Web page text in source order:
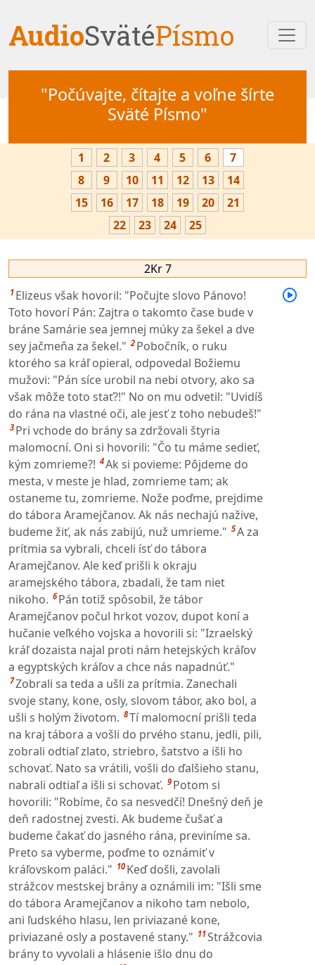
AudioSvätéPísmo
"Počúvajte, čítajte a voľne šírte
Sväté Písmo"
1 2 3 4 5 6
7
8
9 10 11 12 13
14
15
16 17 18 19 20
21
22
23 24 25
2Kr 7
1 Elizeus však hovoril: "Počujte slovo Pánovo!
Toto hovorí Pán: Zajtra o takomto čase bude v
bráne Samárie sea jemnej múky za šekel a dve
sey jačmeňa za šekel." 2 Pobočník, o ruku
ktorého sa kráľ opieral, odpovedal Božiemu
mužovi: "Pán síce urobil na nebi otvory, ako sa
však môže toto stať?!" No on mu odvetil: "Uvidíš
do rána na vlastné oči, ale jesť z toho nebudeš!"
3 Pri vchode do brány sa zdržovali štyria
malomocní. Oni si hovorili: "Čo tu máme sedieť,
kým zomrieme?! 4Ak si povieme: Pôjdeme do
mesta, v meste je hlad, zomrieme tam; ak
ostaneme tu, zomrieme. Nože poďme, prejdime
do tábora Aramejčanov. Ak nás nechajú nažive,
budeme žiť, ak nás zabijú, nuž umrieme." 5A za
prítmia sa vybrali, chceli ísť do tábora
Aramejčanov. Ale keď prišli k okraju
aramejského tábora, zbadali, že tam niet
nikoho. 6 Pán totiž spôsobil, že tábor
Aramejčanov počul hrkot vozov, dupot koní a
hučanie veľkého vojska a hovorili si: "Izraelský
kráľ dozaista najal proti nám hetejských kráľov
a egyptských kráľov a chce nás napadnúť."
7Zobrali sa teda a ušli za prítmia. Zanechali
svoje stany, kone, osly, slovom tábor, ako bol, a
ušli s holým životom. 8Tí malomocní prišli teda
na kraj tábora a vošli do prvého stanu, jedli, pili,
zobrali odtiaľ zlato, striebro, šatstvo a išli ho
schovať. Nato sa vrátili, vošli do ďalšieho stanu,
nabrali odtiaľ a išli si schovať. 9 Potom si
hovorili: "Robíme, čo sa nesvedčí! Dnešný deň je
deň radostnej zvesti. Ak budeme čušať a
budeme čakať do jasného rána, previníme sa.
Preto sa vyberme, poďme to oznámiť v
kráľovskom paláci." 10 Keď došli, zavolali
strážcov mestskej brány a oznámili im: "Išli sme
do tábora Aramejčanov a nikoho tam nebolo,
ani ľudského hlasu, len priviazané kone,
priviazané osly a postavené stany." 11Strážcovia
brány to vyvolali a hlásenie išlo dnu do